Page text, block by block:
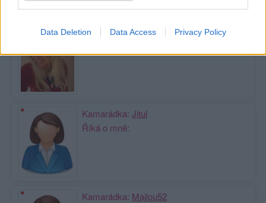
Data Deletion Data Access Privacy Policy
Moji nejnovější přátelé
Kamarádka:n-i-k-do
Kamarádka: Jitul
Říká o mně:
Kamarádka: Majlou52